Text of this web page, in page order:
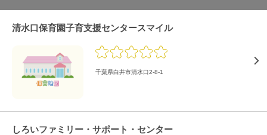
清水口保育園子育支援センタースマイル
千葉県白井市清水口2-8-1
しろいファミリー・サポート・センター